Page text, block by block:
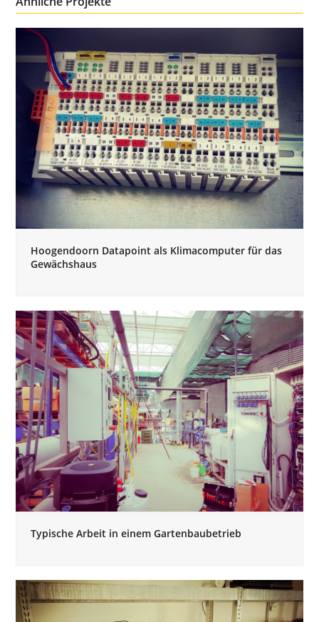
Hoogendoorn Datapoint als Klimacomputer für das
Gewächshaus
Typische Arbeit in einem Gartenbaubetrieb